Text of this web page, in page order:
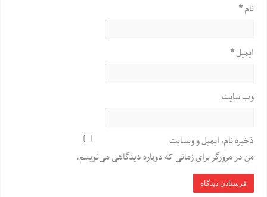
نام*
ایمیل*
وب‌ سایت
ذخیره نام، ایمیل و وبسایت
من در مرورگر برای زمانی که دوباره دیدگاهی می‌نویسم.